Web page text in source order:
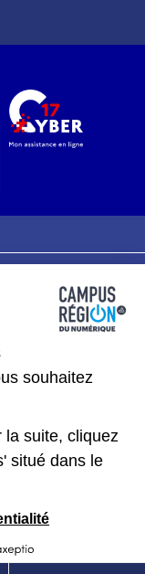
souhaitez
la suite, cliquez
situé dans le